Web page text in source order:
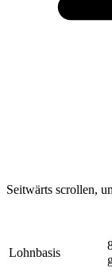
Seitwärts scrollen,
Lohnbasis